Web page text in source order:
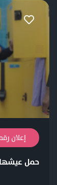
إعلان
حمل